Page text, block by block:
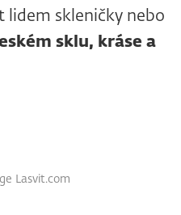
lidem skleničky nebo
sklu, kráse a
Lasvit.com